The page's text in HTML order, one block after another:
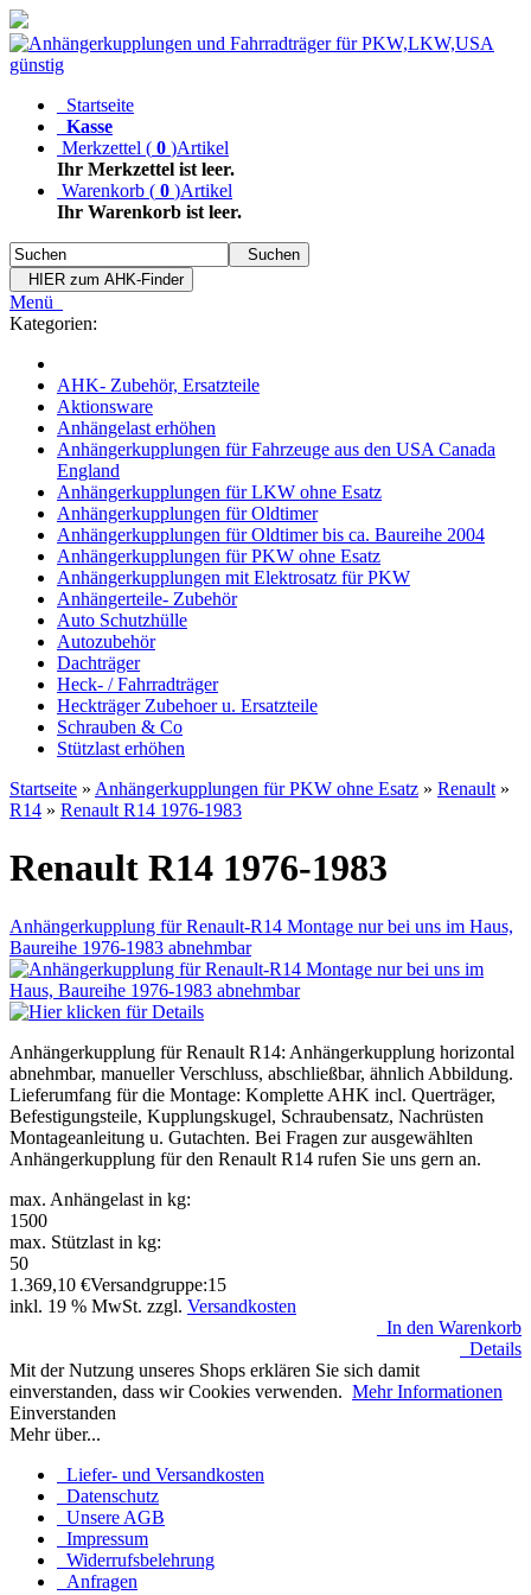
Startseite
Kasse
Merkzettel ( 0 )Artikel
Ihr Merkzettel ist leer.
Warenkorb ( 0 )Artikel
Ihr Warenkorb ist leer.
Suchen
HIER zum AHK-Finder
Menü
Kategorien:
AHK- Zubehör, Ersatzteile
Aktionsware
Anhängelast erhöhen
Anhängerkupplungen für Fahrzeuge aus den USA Canada
England
Anhängerkupplungen für LKW ohne Esatz
Anhängerkupplungen für Oldtimer
Anhängerkupplungen für Oldtimer bis ca. Baureihe 2004
Anhängerkupplungen für PKW ohne Esatz
Anhängerkupplungen mit Elektrosatz für PKW
Anhängerteile- Zubehör
Auto Schutzhülle
Autozubehör
Dachträger
Heck- / Fahrradträger
Heckträger Zubehoer u. Ersatzteile
Schrauben & Co
Stützlast erhöhen
Startseite » Anhängerkupplungen für PKW ohne Esatz » Renault »
R14 » Renault R14 1976-1983
Renault R14 1976-1983
Anhängerkupplung für Renault-R14 Montage nur bei uns im Haus,
Baureihe 1976-1983 abnehmbar
Anhängerkupplung für Renault R14: Anhängerkupplung horizontal
abnehmbar, manueller Verschluss, abschließbar, ähnlich Abbildung.
Lieferumfang für die Montage: Komplette AHK incl. Querträger,
Befestigungsteile, Kupplungskugel, Schraubensatz, Nachrüsten
Montageanleitung u. Gutachten. Bei Fragen zur ausgewählten
Anhängerkupplung für den Renault R14 rufen Sie uns gern an.
max. Anhängelast in kg:
1500
max. Stützlast in kg:
50
1.369,10 €Versandgruppe:15
inkl. 19 % MwSt. zzgl. Versandkosten
In den Warenkorb
Details
Mit der Nutzung unseres Shops erklären Sie sich damit
einverstanden, dass wir Cookies verwenden. Mehr Informationen
Einverstanden
Mehr über...
Liefer- und Versandkosten
Datenschutz
Unsere AGB
Impressum
Widerrufsbelehrung
Anfragen